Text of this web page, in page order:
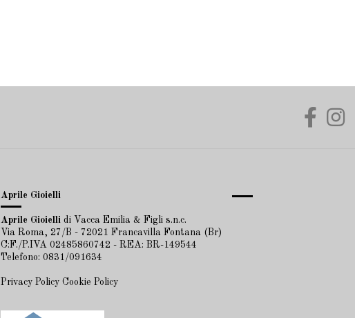
Aprile Gioielli
Aprile Gioielli di Vacca Emilia & Figli s.n.c.
Via Roma, 27/B - 72021 Francavilla Fontana (Br)
C:F./P.IVA 02485860742 - REA: BR-149544
Telefono: 0831/091634
Privacy Policy Cookie Policy